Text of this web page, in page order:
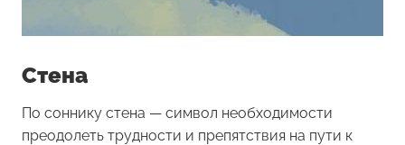
Стена
По соннику стена — символ необходимости
преодолеть трудности и препятствия на пути к